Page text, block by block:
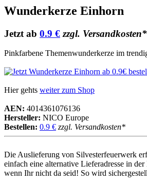
Wunderkerze Einhorn
Jetzt ab 0.9 € zzgl. Versandkosten*
Pinkfarbene Themenwunderkerze im
Hier gehts weiter zum Shop
AEN: 4014361076136
Hersteller: NICO Europe
Bestellen: 0.9 € zzgl. Versandkosten*
Die Auslieferung von Silvesterfeuerwerk
einfach eine alternative Lieferadresse in
wenn Ihr nicht da seid! So wird